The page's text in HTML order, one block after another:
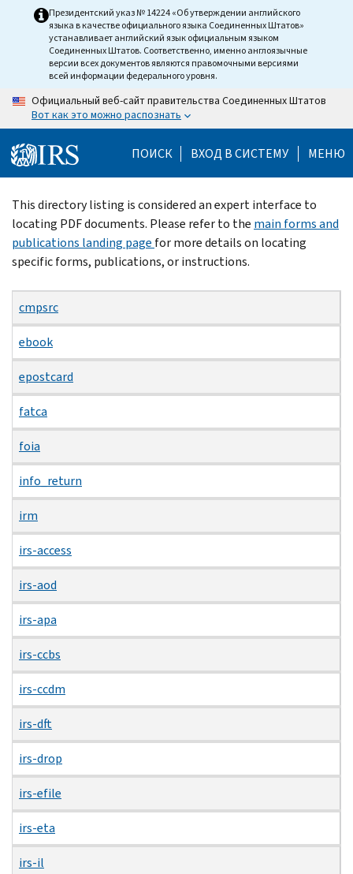
Президентский указ № 14224 «Об утверждении английского
языка в качестве официального языка Соединенных Штатов»
устанавливает английский язык официальным языком
Соединенных Штатов. Соответственно, именно англоязычные
версии всех документов являются правомочными версиями
всей информации федерального уровня.
Официальный веб-сайт правительства Соединенных Штатов
Вот как это можно распознать
ПОИСК ВХОД В СИСТЕМУ МЕНЮ
Beginning
of
main
content
This directory listing is considered an expert interface to
locating PDF documents. Please refer to the main forms and
publications landing page for more details on locating
specific forms, publications, or instructions.
cmpsrc
ebook
epostcard
fatca
foia
info_return
irm
irs-access
irs-aod
irs-apa
irs-ccbs
irs-ccdm
irs-dft
irs-drop
irs-efile
irs-eta
irs-il